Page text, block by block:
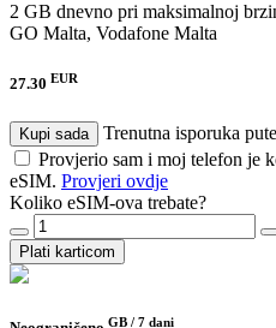
2 GB dnevno pri maksimalnoj
GO Malta, Vodafone Malta
27.30 EUR
Kupi sada
Trenutna isporuka
Provjerio sam i moj telefon je
eSIM. Provjeri ovdje
Koliko eSIM-ova trebate?
Plati karticom
GB / 7 dani